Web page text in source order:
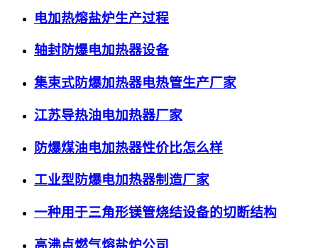
电加热熔盐炉生产过程
轴封防爆电加热器设备
集束式防爆加热器电热管生产厂家
江苏导热油电加热器厂家
防爆煤油电加热器性价比怎么样
工业型防爆电加热器制造厂家
一种用于三角形镁管烧结设备的切断结构
高沸点燃气熔盐炉公司